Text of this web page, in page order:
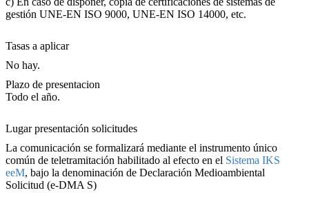
gestión UNE-EN ISO 9000, UNE-EN ISO 14000, etc.
Tasas a aplicar
No hay.
Plazo de presentacion
Todo el año.
Lugar presentación solicitudes
La comunicación se formalizará mediante el instrumento único
común de teletramitación habilitado al efecto en el Sistema IKS
eeM, bajo la denominación de Declaración Medioambiental
Solicitud (e-DMA S)